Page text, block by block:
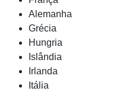
Alemanha
Grécia
Hungria
Islândia
Irlanda
Itália